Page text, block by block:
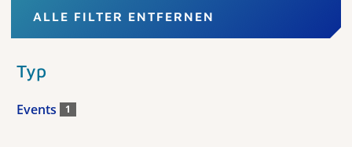
ALLE FILTER ENTFERNEN
Typ
Events 1